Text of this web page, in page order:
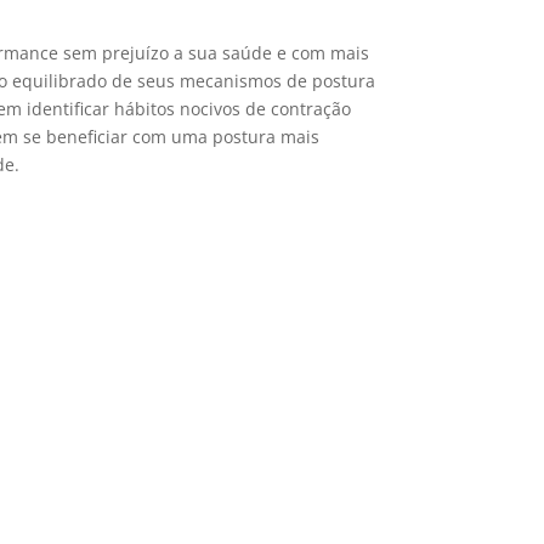
sem prejuízo a sua saúde e com mais
equilibrado de seus mecanismos de postura
identificar hábitos nocivos de contração
se beneficiar com uma postura mais